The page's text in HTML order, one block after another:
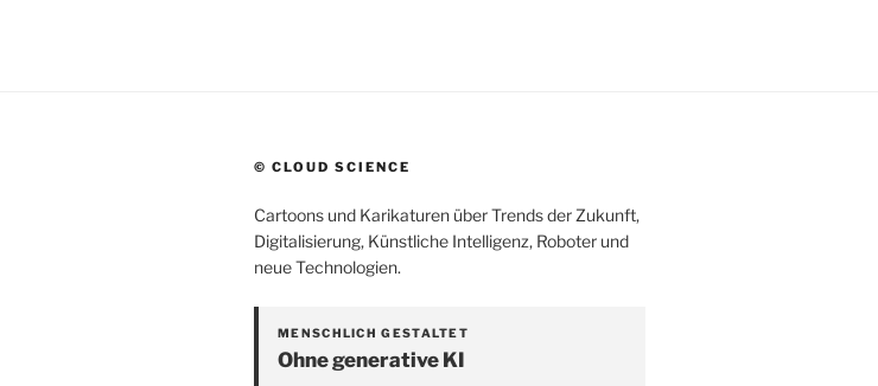
© CLOUD SCIENCE
Cartoons und Karikaturen über Trends der Zukunft,
Digitalisierung, Künstliche Intelligenz, Roboter und
neue Technologien.
MENSCHLICH GESTALTET
Ohne generative KI